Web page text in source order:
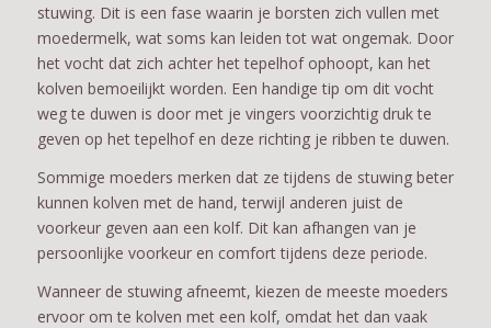
stuwing. Dit is een fase waarin je borsten zich vullen met
moedermelk, wat soms kan leiden tot wat ongemak. Door
het vocht dat zich achter het tepelhof ophoopt, kan het
kolven bemoeilijkt worden. Een handige tip om dit vocht
weg te duwen is door met je vingers voorzichtig druk te
geven op het tepelhof en deze richting je ribben te duwen.
Sommige moeders merken dat ze tijdens de stuwing beter
kunnen kolven met de hand, terwijl anderen juist de
voorkeur geven aan een kolf. Dit kan afhangen van je
persoonlijke voorkeur en comfort tijdens deze periode.
Wanneer de stuwing afneemt, kiezen de meeste moeders
ervoor om te kolven met een kolf, omdat het dan vaak